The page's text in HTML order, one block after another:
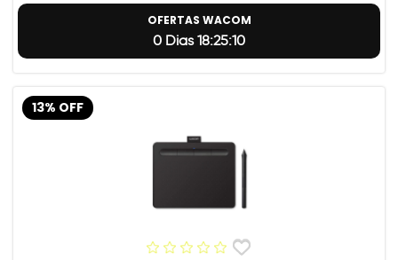
OFERTAS WACOM
0 Dias 18:25:9
13% OFF